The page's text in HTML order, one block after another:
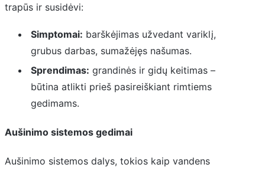
trapūs ir susidėvi:
Simptomai: barškėjimas užvedant variklį,
grubus darbas, sumažėjęs našumas.
Sprendimas: grandinės ir gidų keitimas –
būtina atlikti prieš pasireiškiant rimtiems
gedimams.
Aušinimo sistemos gedimai
Aušinimo sistemos dalys, tokios kaip vandens